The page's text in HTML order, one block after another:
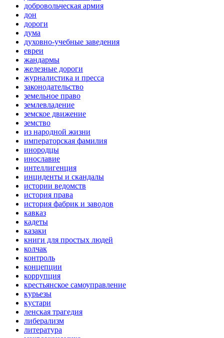
добровольческая армия
дон
дороги
дума
духовно-учебные заведения
евреи
жандармы
железные дороги
журналистика и пресса
законодательство
земельное право
землевладение
земское движение
земство
из народной жизни
императорская фамилия
инородцы
инославие
интеллигенция
инциденты и скандалы
истории ведомств
история права
история фабрик и заводов
кавказ
кадеты
казаки
книги для простых людей
колчак
контроль
концепции
коррупция
крестьянское самоуправление
курьезы
кустари
ленская трагедия
либерализм
литература